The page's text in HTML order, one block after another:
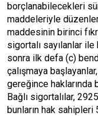
borçlanabilecekleri
maddeleriyle
maddesinin birinci
sigortalı sayılanlar
sonra ilk defa (c)
çalışmaya
gereğince haklarında
Bağlı sigortalılar,
bunların hak sahipleri